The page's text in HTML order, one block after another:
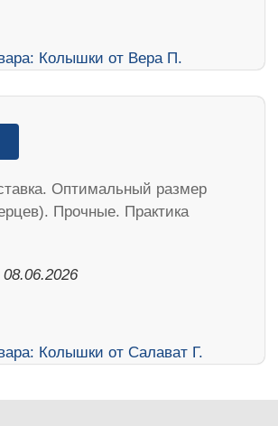
Оптимальный размер
Прочные. Практика